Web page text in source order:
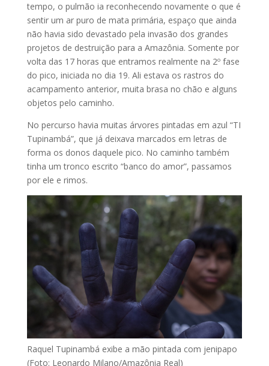
tempo, o pulmão ia reconhecendo novamente o que é
sentir um ar puro de mata primária, espaço que ainda
não havia sido devastado pela invasão dos grandes
projetos de destruição para a Amazônia. Somente por
volta das 17 horas que entramos realmente na 2º fase
do pico, iniciada no dia 19. Ali estava os rastros do
acampamento anterior, muita brasa no chão e alguns
objetos pelo caminho.
No percurso havia muitas árvores pintadas em azul “TI
Tupinambá”, que já deixava marcados em letras de
forma os donos daquele pico. No caminho também
tinha um tronco escrito “banco do amor”, passamos
por ele e rimos.
Raquel Tupinambá exibe a mão pintada com jenipapo
(Foto: Leonardo Milano/Amazônia Real)